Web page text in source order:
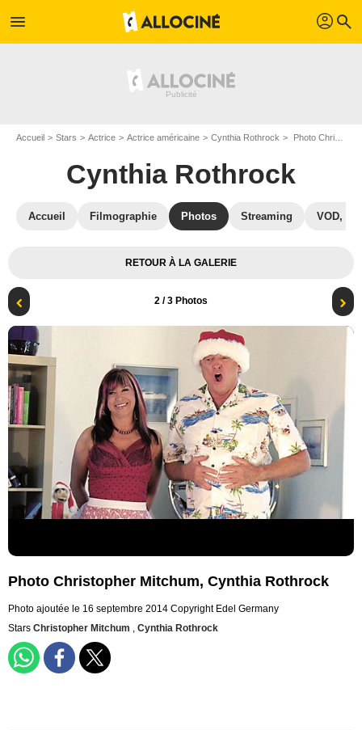
menu profil search
Accueil Stars Actrice Actrice américaine Cynthia Rothrock Photo Christopher Mitchum, Cynthia Rothrock
Cynthia Rothrock
Accueil Filmographie Photos Streaming VOD,
RETOUR À LA GALERIE
2 / 3 Photos
Photo Christopher Mitchum, Cynthia Rothrock
Photo ajoutée le 16 septembre 2014 Copyright Edel Germany
Stars Christopher Mitchum , Cynthia Rothrock